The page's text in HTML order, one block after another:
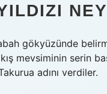
gökyüzünde
mevsiminin serin
adını verdiler.